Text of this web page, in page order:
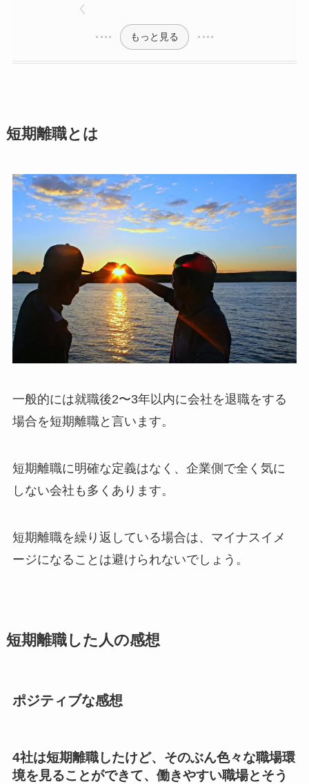
く
もっと見る
短期離職とは
一般的には就職後2〜3年以内に会社を退職をする
場合を短期離職と言います。
短期離職に明確な定義はなく、企業側で全く気に
しない会社も多くあります。
短期離職を繰り返している場合は、マイナスイメ
ージになることは避けられないでしょう。
短期離職した人の感想
ポジティブな感想
4社は短期離職したけど、そのぶん色々な職場環
境を見ることができて、働きやすい職場とそう